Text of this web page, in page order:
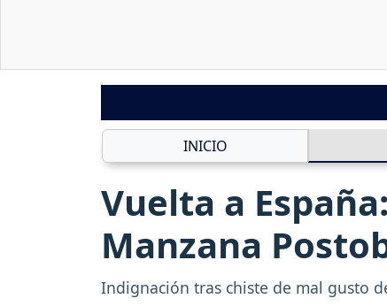
INICIO
Vuelta a
Manzana
Indignación tras chiste de mal gusto